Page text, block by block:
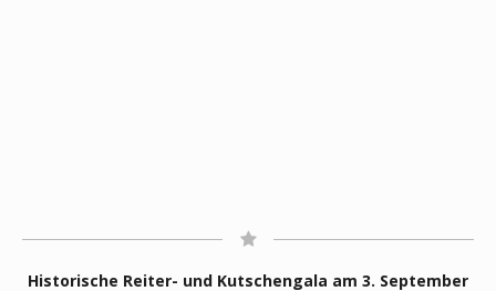
Historische Reiter- und Kutschengala am 3. September